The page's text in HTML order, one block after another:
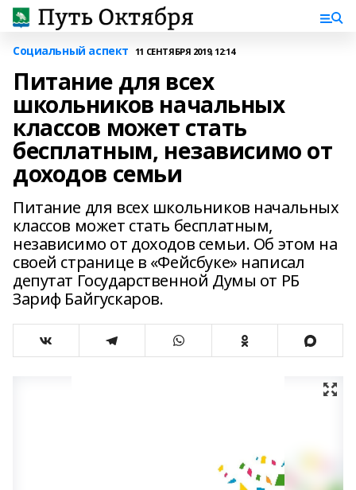
Социальный аспект 11 СЕНТЯБРЯ 2019, 12:14
Питание для всех
школьников начальных
классов может стать
бесплатным, независимо от
доходов семьи
Питание для всех школьников начальных
классов может стать бесплатным,
независимо от доходов семьи. Об этом на
своей странице в «Фейсбуке» написал
депутат Государственной Думы от РБ
Зариф Байгускаров.